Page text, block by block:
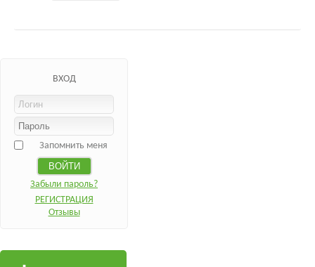
ВХОД
Запомнить меня
Забыли пароль?
РЕГИСТРАЦИЯ
Отзывы